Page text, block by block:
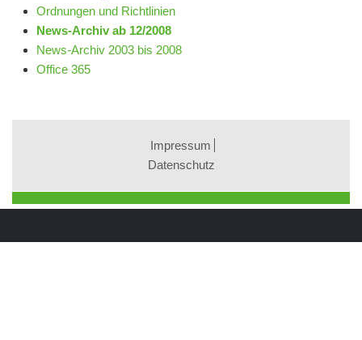
Ordnungen und Richtlinien
News-Archiv ab 12/2008
News-Archiv 2003 bis 2008
Office 365
Impressum
Datenschutz